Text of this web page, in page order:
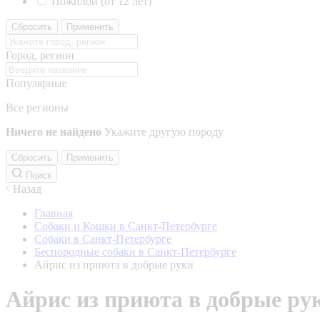
Сбросить Применить
Город, регион
Популярные
Все регионы
Ничего не найдено Укажите другую породу
Сбросить
Применить
Поиск
Назад
Главная
Собаки и Кошки в Санкт-Петербурге
Собаки в Санкт-Петербурге
Беспородные собаки в Санкт-Петербурге
Айрис из приюта в добрые руки
Айрис из приюта в добрые